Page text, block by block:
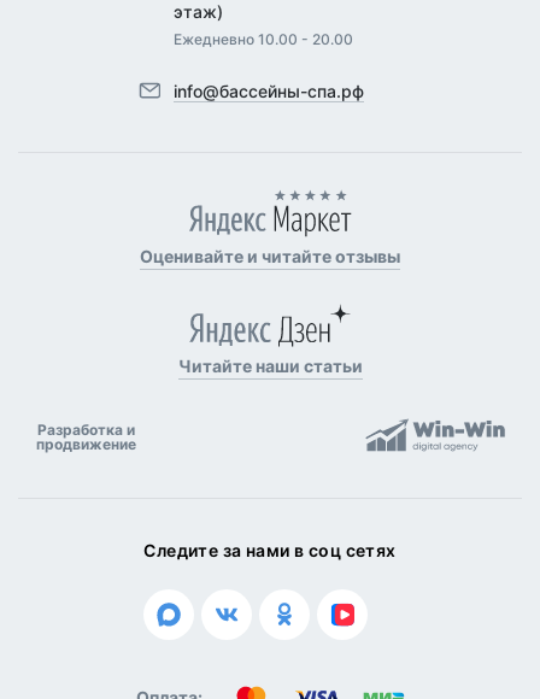
Следите за нами в соц сетях
этаж)
Ежедневно 10.00 - 20.00
info@бассейны-спа.рф
Оценивайте и читайте отзывы
Читайте наши статьи
Разработка и
продвижение